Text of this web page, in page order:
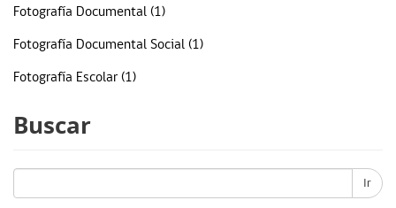
Fotografía Documental (1)
Fotografía Documental Social (1)
Fotografía Escolar (1)
Buscar
Ir